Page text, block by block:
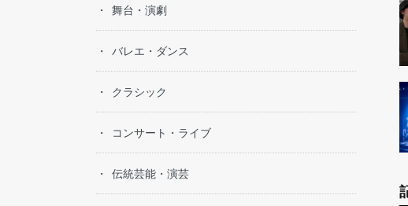
舞台・演劇
バレエ・ダンス
クラシック
コンサート・ライブ
伝統芸能・演芸